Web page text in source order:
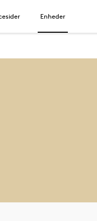
Enheder